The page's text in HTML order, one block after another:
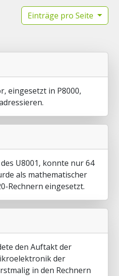
Einträge pro Seite
eingesetzt in P8000,
U8001, konnte nur 64
als mathematischer
Rechnern eingesetzt.
den Auftakt der
der
in den Rechnern